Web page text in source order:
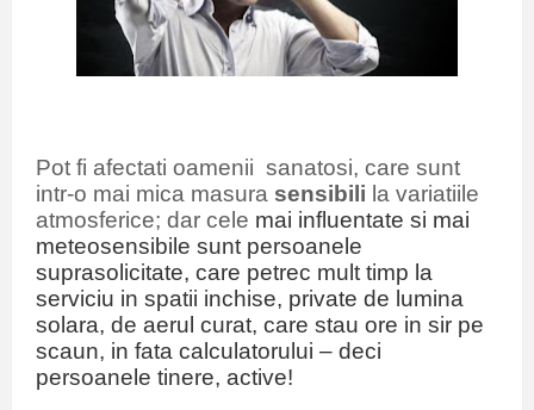
Pot fi afectati oamenii sanatosi, care sunt
intr-o mai mica masura sensibili la variatiile
atmosferice; dar cele mai influentate si mai
meteosensibile sunt persoanele
suprasolicitate, care petrec mult timp la
serviciu in spatii inchise, private de lumina
solara, de aerul curat, care stau ore in sir pe
scaun, in fata calculatorului – deci
persoanele tinere, active!